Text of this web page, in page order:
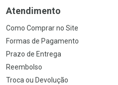
Atendimento
Como Comprar no Site
Formas de Pagamento
Prazo de Entrega
Reembolso
Troca ou Devolução